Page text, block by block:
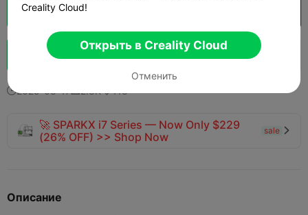
Кусочек облака
Boost 1.7K
2025-08-17 2.8K118
🚀 SPARKX i7 Series — Now Only $229
(26% OFF) >> Shop Now
sale 
Описание
Creality Cloud!
Открыть в Creality Cloud
Отменить